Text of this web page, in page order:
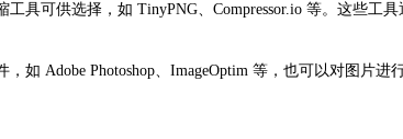
具可供选择，如 TinyPNG、Compressor.io 等。这些
如 Adobe Photoshop、ImageOptim 等，也可以对图片